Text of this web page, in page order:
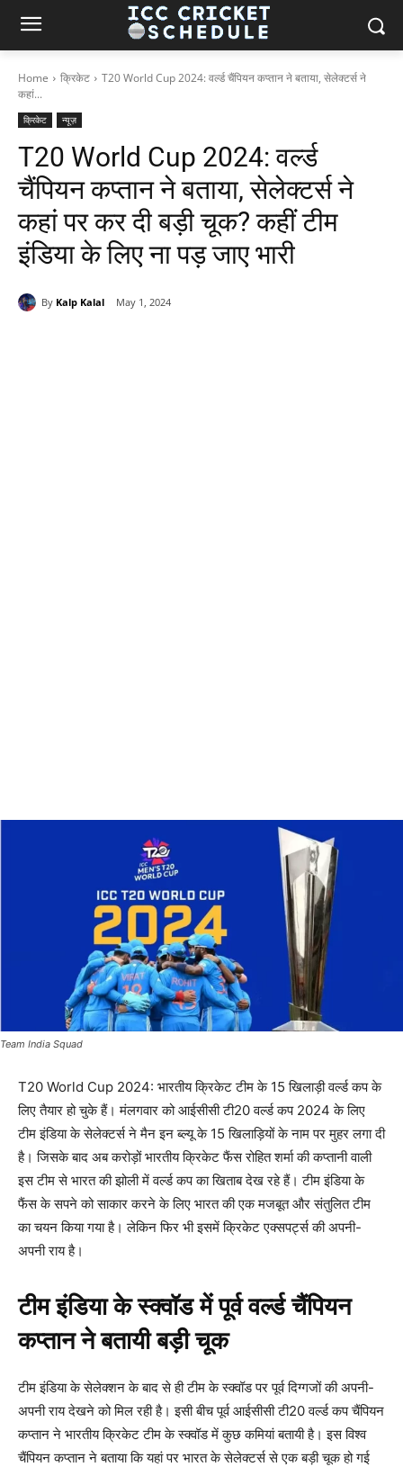
Home क्रिकेट
T20 World Cup 2024: वर्ल्ड चैंपियन कप्तान ने बताया, सेलेक्टर्स ने
कहां...
क्रिकेट न्यूज़
T20 World Cup 2024: वर्ल्ड
चैंपियन कप्तान ने बताया, सेलेक्टर्स ने
कहां पर कर दी बड़ी चूक? कहीं टीम
इंडिया के लिए ना पड़ जाए भारी
By Kalp Kalal May 1, 2024
Team India Squad
T20 World Cup 2024: भारतीय क्रिकेट टीम के 15 खिलाड़ी वर्ल्ड कप के
लिए तैयार हो चुके हैं। मंलगवार को आईसीसी टी20 वर्ल्ड कप 2024 के लिए
टीम इंडिया के सेलेक्टर्स ने मैन इन ब्ल्यू के 15 खिलाड़ियों के नाम पर मुहर लगा दी
है। जिसके बाद अब करोड़ों भारतीय क्रिकेट फैंस रोहित शर्मा की कप्तानी वाली
इस टीम से भारत की झोली में वर्ल्ड कप का खिताब देख रहे हैं। टीम इंडिया के
फैंस के सपने को साकार करने के लिए भारत की एक मजबूत और संतुलित टीम
का चयन किया गया है। लेकिन फिर भी इसमें क्रिकेट एक्सपर्ट्स की अपनी-
अपनी राय है।
टीम इंडिया के स्क्वॉड में पूर्व वर्ल्ड चैंपियन
कप्तान ने बतायी बड़ी चूक
टीम इंडिया के सेलेक्शन के बाद से ही टीम के स्क्वॉड पर पूर्व दिग्गजों की अपनी-
अपनी राय देखने को मिल रही है। इसी बीच पूर्व आईसीसी टी20 वर्ल्ड कप चैंपियन
कप्तान ने भारतीय क्रिकेट टीम के स्क्वॉड में कुछ कमियां बतायी है। इस विश्व
चैंपियन कप्तान ने बताया कि यहां पर भारत के सेलेक्टर्स से एक बड़ी चूक हो गई